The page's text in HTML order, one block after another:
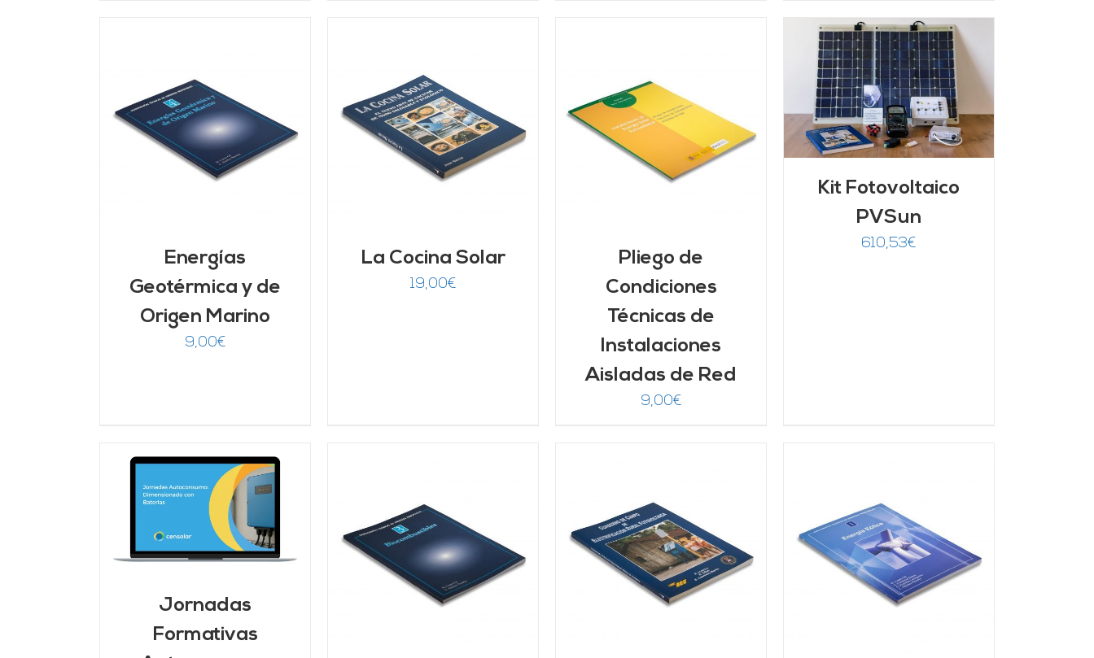
Energías
Geotérmica y de
Origen Marino
9,00€
AÑADIR AL CARRITO
DETALLES
La Cocina Solar
19,00€
AÑADIR AL CARRITO
/
DETALLES
Pliego de
Condiciones
Técnicas de
Instalaciones
Aisladas de Red
9,00€
AÑADIR AL CARRITO
DETALLES
Kit Fotovoltaico
PVSun
610,53€
Jornadas
Formativas
AÑADIR AL CARRITO
DETALLES
AÑADIR AL CARRITO
DETALLES
AÑADIR AL CARRITO
DETALLES